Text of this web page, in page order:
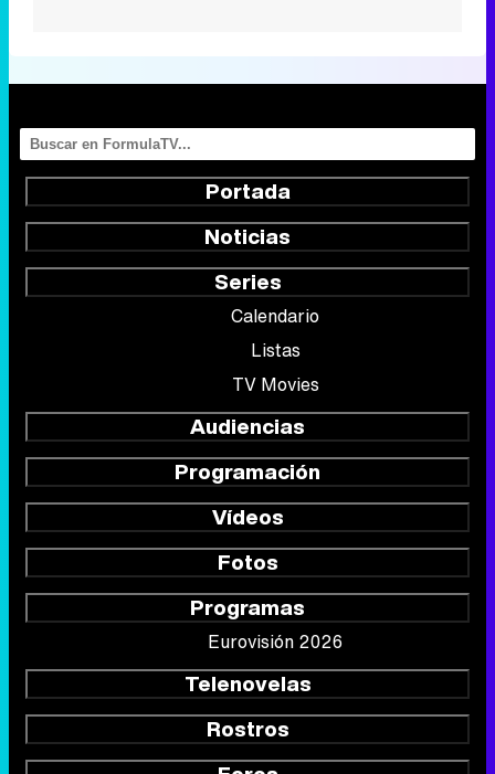
Portada
Noticias
Series
Calendario
Listas
TV Movies
Audiencias
Programación
Vídeos
Fotos
Programas
Eurovisión 2026
Telenovelas
Rostros